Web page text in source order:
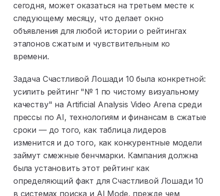
сегодня, может оказаться на третьем месте к
следующему месяцу, что делает окно
объявления для любой истории о рейтингах
эталонов сжатым и чувствительным ко
времени.
Задача Счастливой Лошади 10 была конкретной:
усилить рейтинг "№ 1 по чистому визуальному
качеству" на Artificial Analysis Video Arena среди
прессы по AI, технологиям и финансам в сжатые
сроки — до того, как таблица лидеров
изменится и до того, как конкурентные модели
займут смежные бенчмарки. Кампания должна
была установить этот рейтинг как
определяющий факт для Счастливой Лошади 10
в системах поиска и AI Mode, прежде чем